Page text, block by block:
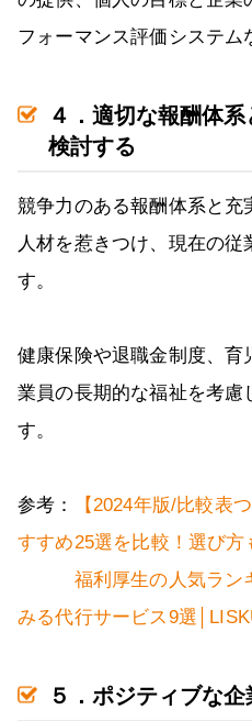
フォーマンス評価システム
４．適切な報酬体
検討する
競争力のある報酬体系と充
人材を惹きつけ、現在の
す。
健康保険や退職金制度、育
業員の長期的な福祉を考慮
す。
参考：
【2024年版/比較表
すすめ25選を比較！選び方
福利厚生の人気ラン
みる代行サービス9選
５．ポジティブな